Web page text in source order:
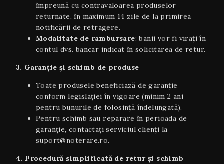
împreună cu contravaloarea produselor
returnate, în maximum 14 zile de la primirea
notificării de retragere.
Modalitate de rambursare: banii vor fi virați în
contul dvs. bancar indicat în solicitarea de retur.
3. Garanție și schimb de produse
Toate produsele beneficiază de garanție
conform legislației în vigoare (minim 2 ani
pentru bunurile de folosință îndelungată).
Pentru schimb sau reparare în perioada de
garanție, contactați serviciul clienți la
suport@noterare.ro.
4. Procedură simplificată de retur și schimb